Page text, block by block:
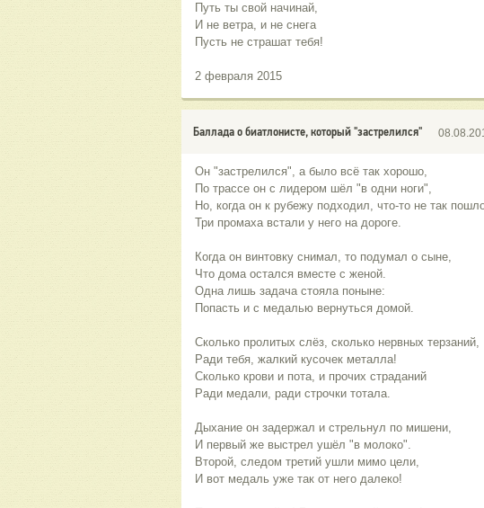
Путь ты свой начинай,
И не ветра, и не снега
Пусть не страшат тебя!
2 февраля 2015
Баллада о биатлонисте, который "застрелился"
Он "застрелился", а было всё так хорошо,
По трассе он с лидером шёл "в одни ноги",
Но, когда он к рубежу подходил, что-то не так
Три промаха встали у него на дороге.
Когда он винтовку снимал, то подумал о сыне,
Что дома остался вместе с женой.
Одна лишь задача стояла поныне:
Попасть и с медалью вернуться домой.
Сколько пролитых слёз, сколько нервных терзаний,
Ради тебя, жалкий кусочек металла!
Сколько крови и пота, и прочих страданий
Ради медали, ради строчки тотала.
Дыхание он задержал и стрельнул по мишени,
И первый же выстрел ушёл "в молоко".
Второй, следом третий ушли мимо цели,
И вот медаль уже так от него далеко!